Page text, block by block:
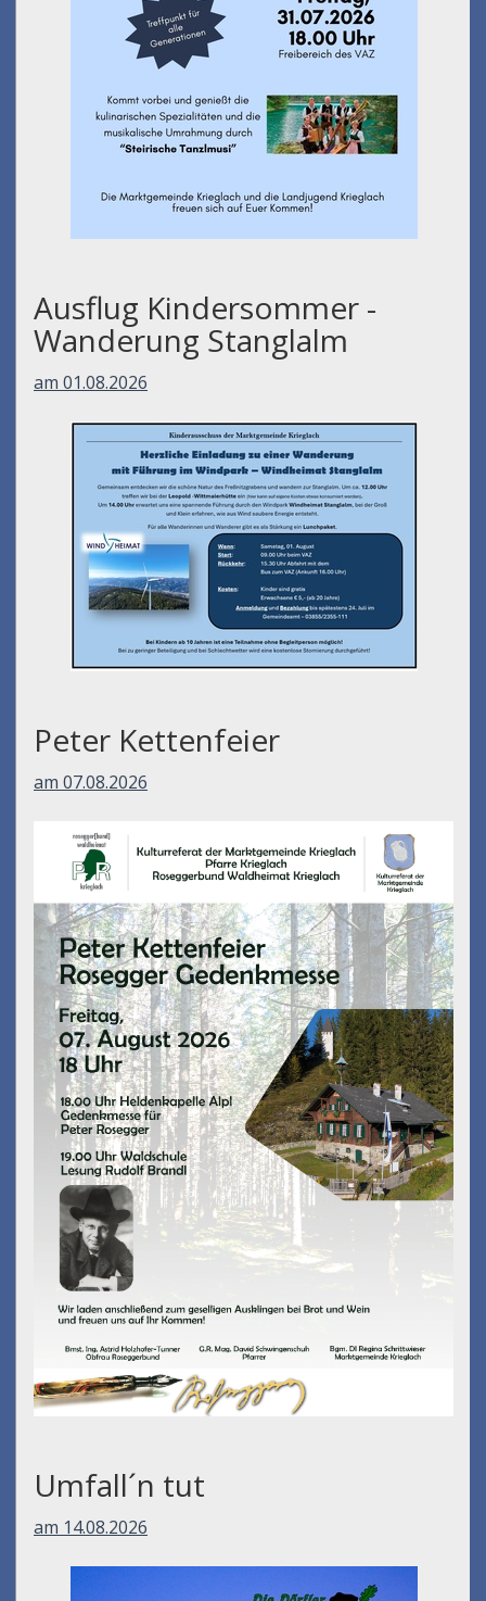
Ausflug Kindersommer -
Wanderung Stanglalm
am 01.08.2026
Peter Kettenfeier
am 07.08.2026